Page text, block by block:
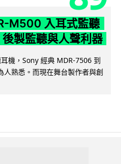
M500 入耳式監聽
製監聽與人聲利器
機，Sony 經典 MDR-7506 到
熟悉。而現在舞台製作者與創